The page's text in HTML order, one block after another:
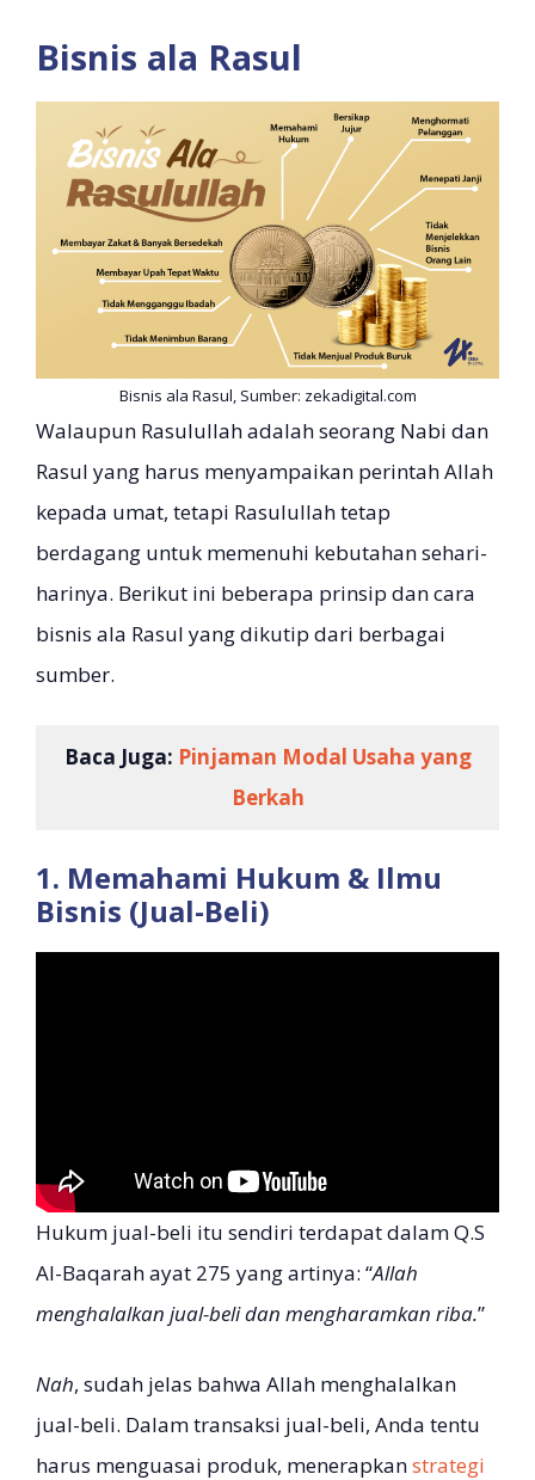
Bisnis ala Rasul
Bisnis ala Rasul, Sumber: zekadigital.com
Walaupun Rasulullah adalah seorang Nabi dan
Rasul yang harus menyampaikan perintah Allah
kepada umat, tetapi Rasulullah tetap
berdagang untuk memenuhi kebutahan sehari-
harinya. Berikut ini beberapa prinsip dan cara
bisnis ala Rasul yang dikutip dari berbagai
sumber.
Baca Juga: Pinjaman Modal Usaha yang
Berkah
1. Memahami Hukum & Ilmu
Bisnis (Jual-Beli)
Hukum jual-beli itu sendiri terdapat dalam Q.S
Al-Baqarah ayat 275 yang artinya: “Allah
menghalalkan jual-beli dan mengharamkan riba.”
Nah, sudah jelas bahwa Allah menghalalkan
jual-beli. Dalam transaksi jual-beli, Anda tentu
harus menguasai produk, menerapkanstrategi